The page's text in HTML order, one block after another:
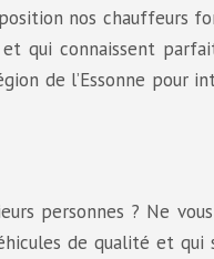
nos chauffeurs
qui connaissent
de l’Essonne pour
personnes ? Ne
de qualité et qui